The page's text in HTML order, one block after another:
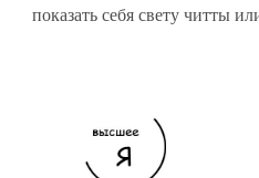
показать себя свету читты